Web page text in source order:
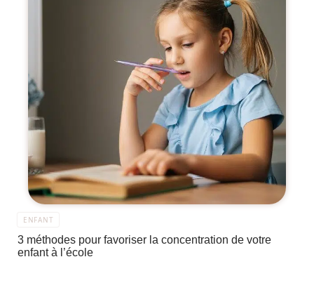
ENFANT
3 méthodes pour favoriser la concentration de votre
enfant à l’école